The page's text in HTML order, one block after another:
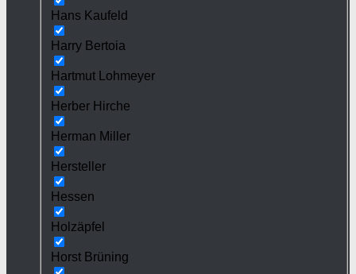
Hans Kaufeld
Harry Bertoia
Hartmut Lohmeyer
Herber Hirche
Herman Miller
Hersteller
Hessen
Holzäpfel
Horst Brüning